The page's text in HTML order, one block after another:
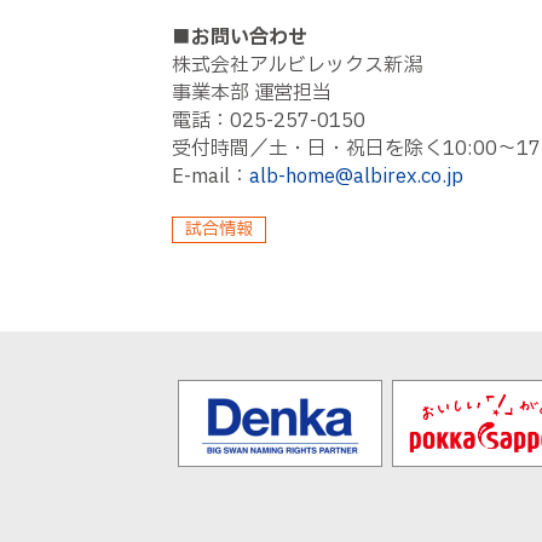
■お問い合わせ
株式会社アルビレックス新潟
事業本部 運営担当
電話：025-257-0150
受付時間／土・日・祝日を除く10:00～
E-mail： alb-home@albirex.co.jp
試合情報